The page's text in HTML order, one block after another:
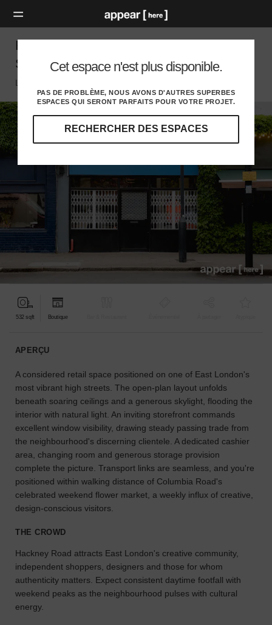
Cet espace n'est plus disponible.
PAS DE PROBLÈME, NOUS AVONS D'AUTRES SUPERBES
ESPACES QUI SERONT PARFAITS POUR VOTRE PROJET.
RECHERCHER DES ESPACES
Explorez
destinations
idéale
pour
votre
projet.
À
la
recherche
d'un
particulier
?
Utilisez
notre
moteur
de
pour
l'espace
idéal
pour
votre
Hackney Road, Shoreditch - Black Retail
Shop
London E, London
532 sqft Boutique
APERÇU
A considered retail space positioned on one of East London's
most vibrant high streets. The open-plan layout unfolds
beneath soaring ceilings and a generous skylight, flooding the
interior with natural light. An inviting storefront commands
excellent window visibility, drawing steady passing trade from
the neighbourhood's discerning clientele. A dedicated cashier
area, changing room and generous storage provision
complete the picture. Transport links are seamless, and you're
positioned within walking distance of Columbia Road's
celebrated weekend flower market, a weekly influx of creative,
design-conscious visitors.
THE CROWD
Hackney Road attracts East London's creative community,
independent shoppers, designers and those for whom
authenticity matters. Expect consistent daytime footfall with
weekend peaks as the neighbourhood pulses with cultural
energy.